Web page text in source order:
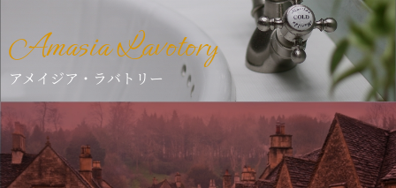
Bell Tower
ベルタワー・クラシック